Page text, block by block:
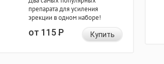
препарата для усиления
эрекции в одном наборе!
от 115Р Купить